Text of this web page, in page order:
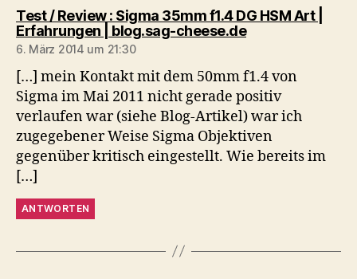
Test / Review : Sigma 35mm f1.4 DG HSM Art |
Erfahrungen | blog.sag-cheese.desagt:
6. März 2014 um 21:30
[…] mein Kontakt mit dem 50mm f1.4 von
Sigma im Mai 2011 nicht gerade positiv
verlaufen war (siehe Blog-Artikel) war ich
zugegebener Weise Sigma Objektiven
gegenüber kritisch eingestellt. Wie bereits im
[…]
ANTWORTEN